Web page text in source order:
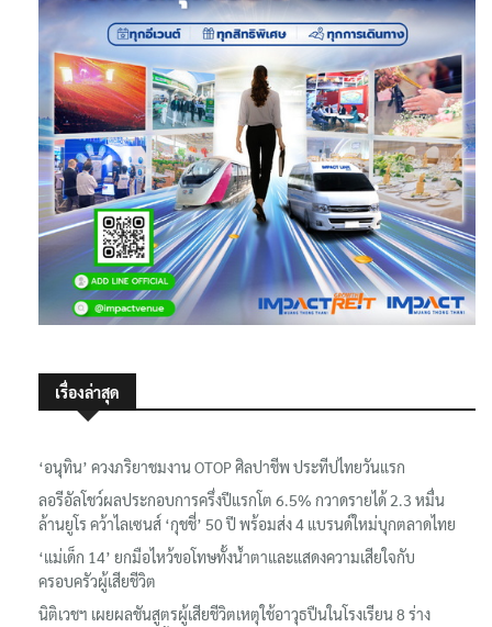
เรื่องล่าสุด
‘อนุทิน’ ควงภริยาชมงาน OTOP ศิลปาชีพ ประทีปไทยวันแรก
ลอรีอัลโชว์ผลประกอบการครึ่งปีแรกโต 6.5% กวาดรายได้ 2.3 หมื่น
ล้านยูโร คว้าไลเซนส์ ‘กุชชี่’ 50 ปี พร้อมส่ง 4 แบรนด์ใหม่บุกตลาดไทย
‘แม่เด็ก 14’ ยกมือไหว้ขอโทษทั้งน้ำตาและแสดงความเสียใจกับ
ครอบครัวผู้เสียชีวิต
นิติเวชฯ เผยผลชันสูตรผู้เสียชีวิตเหตุใช้อาวุธปืนในโรงเรียน 8 ร่าง